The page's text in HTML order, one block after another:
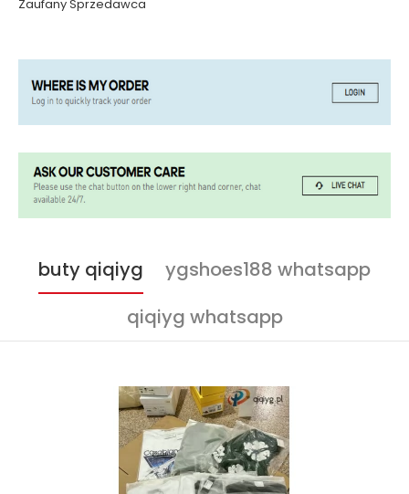
Zaufany Sprzedawca
buty qiqiyg
ygshoes188 whatsapp
qiqiyg whatsapp